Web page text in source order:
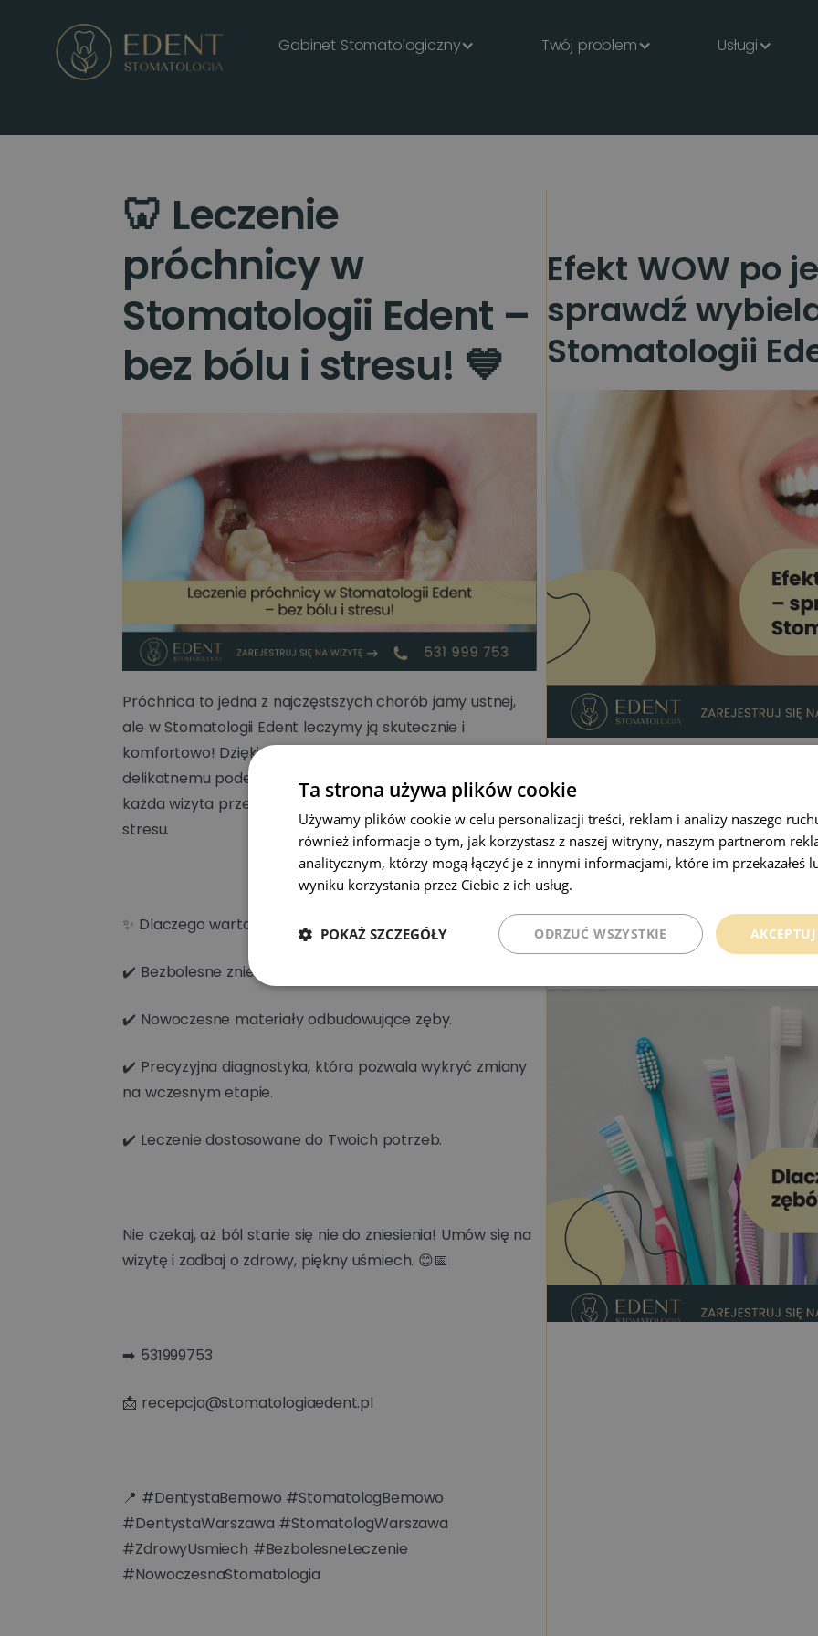
Gabinet Stomatologiczny Twój problem Usługi
🦷 Leczenie
próchnicy w
Stomatologii Edent –
bez bólu i stresu! 💙
Próchnica to jedna z najczęstszych chorób jamy ustnej,
ale w Stomatologii Edent leczymy ją skutecznie i
komfortowo! Dzięki nowoczesnym metodom i
delikatnemu podejściu nasi specjaliści dbają o to, aby
każda wizyta przebiegała bez bólu i niepotrzebnego
stresu.
✨ Dlaczego warto leczyć próchnicę u nas?
✔️ Bezbolesne znieczulenie dla pełnego komfortu.
✔️ Nowoczesne materiały odbudowujące zęby.
✔️ Precyzyjna diagnostyka, która pozwala wykryć zmiany
na wczesnym etapie.
✔️ Leczenie dostosowane do Twoich potrzeb.
Nie czekaj, aż ból stanie się nie do zniesienia! Umów się na
wizytę i zadbaj o zdrowy, piękny uśmiech. 😊📅
➡️ 531999753
📩 recepcja@stomatologiaedent.pl
📍 #DentystaBemowo #StomatologBemowo
#DentystaWarszawa #StomatologWarszawa
#ZdrowyUsmiech #BezbolesneLeczenie
#NowoczesnaStomatologia
Efekt WOW po
sprawdź
Stomatologii
Czytaj więcej
Dlaczego
zębów, nawet
Ta strona używa plików cookie
Używamy plików cookie w celu personalizacji treści, reklam i analizy naszego
również informacje o tym, jak korzystasz z naszej witryny, naszym partnerom
analitycznym, którzy mogą łączyć je z innymi informacjami, które im przekazałeś
wyniku korzystania przez Ciebie z ich usług.
ODRZUĆ WSZYSTKIE
POKAŻ SZCZEGÓŁY